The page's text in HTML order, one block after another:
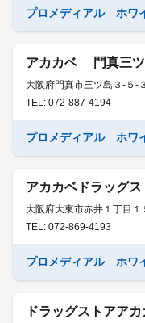
プロメディアル ホワ
アカカベ 門真三
大阪府門真市三ツ島３-５-
TEL: 072-887-4194
プロメディアル ホワ
アカカベドラッグ
大阪府大東市赤井１丁目１
TEL: 072-869-4193
プロメディアル ホワ
ドラッグストアア